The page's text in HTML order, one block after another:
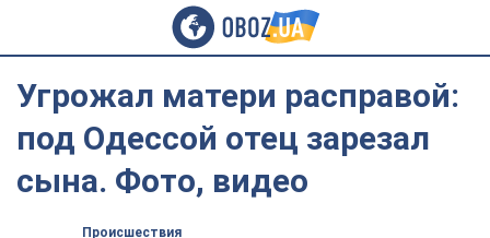
Угрожал матери расправой:
под Одессой отец зарезал
сына. Фото, видео
Происшествия